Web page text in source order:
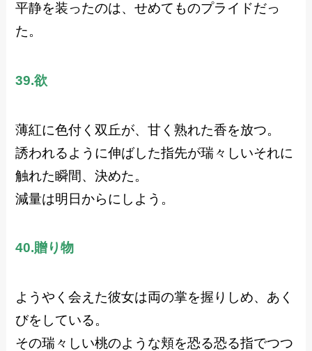
平静を装ったのは、せめてものプライドだっ
た。
39.欲
薄紅に色付く双丘が、甘く熟れた香を放つ。
誘われるように伸ばした指先が瑞々しいそれに
触れた瞬間、決めた。
減量は明日からにしよう。
40.贈り物
ようやく会えた彼女は両の掌を握りしめ、あく
びをしている。
その瑞々しい桃のような頬を恐る恐る指でつつ